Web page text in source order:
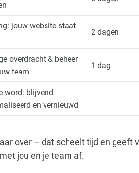
jouw website staat
2 dagen
overdracht & beheer
team
1 dag
wordt blijvend
en vernieuwd
over – dat scheelt tijd en geeft
jou en je team af.